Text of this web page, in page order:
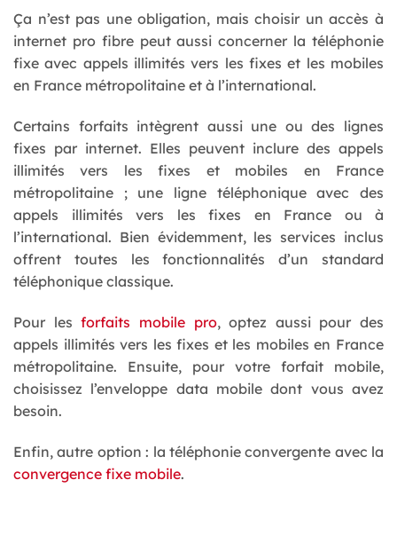
Ça n’est pas une obligation, mais choisir un accès à
internet pro fibre peut aussi concerner la téléphonie
fixe avec appels illimités vers les fixes et les mobiles
en France métropolitaine et à l’international.
Certains forfaits intègrent aussi une ou des lignes
fixes par internet. Elles peuvent inclure des appels
illimités vers les fixes et mobiles en France
métropolitaine ; une ligne téléphonique avec des
appels illimités vers les fixes en France ou à
l’international. Bien évidemment, les services inclus
offrent toutes les fonctionnalités d’un standard
téléphonique classique.
Pour lesforfaits mobile pro, optez aussi pour des
appels illimités vers les fixes et les mobiles en France
métropolitaine. Ensuite, pour votre forfait mobile,
choisissez l’enveloppe data mobile dont vous avez
besoin.
Enfin, autre option : la téléphonie convergente avec la
convergence fixe mobile.